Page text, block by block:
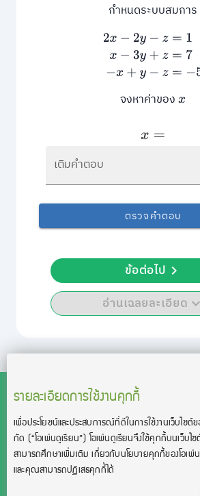
กำหนดระบบสมการ
2x− 2y −z=1x− 3y +z
จงหาค่าของx
x=
เติมคำตอบ
ตรวจคำตอบ
อ่านเฉลยละเอียด
ข้อต่อไป
รายละเอียดการใช้งานคุกกี้
เพื่อประโยชน์และประสบการณ์ที่ดีในการใช้งานเว็บไซ
กัด (“โอเพ่นดูเรียน”)โอเพ่นดูเรียนจึงใช้คุกกี้บนเว็บ
สามารถศึกษาเพิ่มเติม เกี่ยวกับนโยบายคุกกี้ของโอเ
และคุณสามารถปฏิเสธคุกกี้ได้
สงวนลิขสิทธิ์โดย บริษัท โอเพ่นดูเรียน จำกัด
Co., Ltd.
TOEIC® and TOEFL® are registered